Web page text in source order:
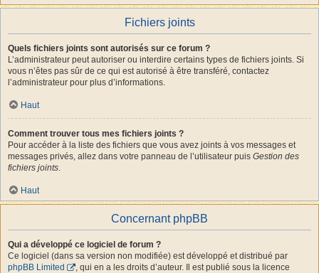
Fichiers joints
Quels fichiers joints sont autorisés sur ce forum ?
L’administrateur peut autoriser ou interdire certains types de fichiers joints. Si
vous n’êtes pas sûr de ce qui est autorisé à être transféré, contactez
l’administrateur pour plus d’informations.
Haut
Comment trouver tous mes fichiers joints ?
Pour accéder à la liste des fichiers que vous avez joints à vos messages et
messages privés, allez dans votre panneau de l’utilisateur puis Gestion des
fichiers joints.
Haut
Concernant phpBB
Qui a développé ce logiciel de forum ?
Ce logiciel (dans sa version non modifiée) est développé et distribué par
phpBB Limited
, qui en a les droits d’auteur. Il est publié sous la licence